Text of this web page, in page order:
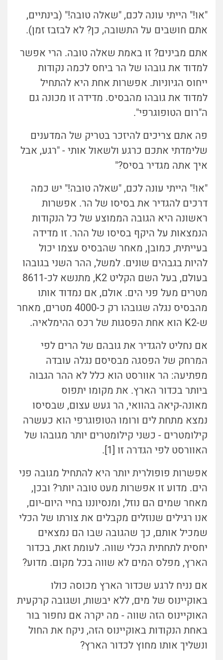
"או!" הייתי עונה לכם, "שאלה טובה!" (בינתיים,
אתם חושבים על התשובה, כן? לא לבזבז זמן).
אתם מבינים? זו באמת שאלה טובה. הרי אפשר
למדוד את גובהו של הר ביחס לכמה נקודות
ייחוס הגיוניות. אפשרות אחת היא להתחיל
למדוד את גובהו מהבסיס. מדידה זו מכונה גם
ה"רום הטופוגרפי".
פה אתם צריכים להיזכר בטריק של המדענים
שלימדתי אתכם כרגע ולשאול אותי - "רגע, אבל
איך אתה מגדיר בסיס?"
"או!" הייתי עונה לכם, "שאלה טובה!" יש כמה
דרכים להגדיר את בסיסו של הר. אפשרות
ראשונה היא הגובה הממוצע של כל הנקודות
הנמצאות על היקף בסיסו של ההר. זו מדידה
בעייתית, כמובן, מאחר שהבסיס עצמו יכול
להיות בגבהים שונים. למשל, ההר השני בגובהו
בעולם, בעל השם הקליט K2, מתנשא לכ-8611
מטרים מעל פני הים. אולם, אם נמדוד אותו
מהבסיס נגלה שגובהו רק כ-4000 מטרים, מאחר
ש-K2 הוא אחת הפסגות של רכס ההימלאיה.
אם נחליט להגדיר את גובהם של הרים לפי
המרחק של הפסגה מבסיסם נגלה עובדה
מפתיעה: הר אוורסט הוא כלל לא ההר הגבוה
ביותר בכדור הארץ. את מקומו יתפוס
מאונה-קיאה בהוואי, הר געש עצום, שבסיסו
נמצא מתחת לים ורומו הטופוגרפי הוא כעשרה
קילומטרים - כשני קילומטרים יותר מגובהו של
האוורסט לפי הגדרה זו [1].
אפשרות פופולרית יותר היא להתחיל מגובה פני
הים. מדוע זו אפשרות מעט טובה יותר? ובכן,
מאחר שמים הם נוזל, ומנסיוננו בחיי היום-יום,
אנו רגילים שנוזלים מקבלים את צורתו של הכלי
שמכיל אותם, כך שהגובה שבו הם נמצאים
יחסית לתחתית הכלי שווה. לעומת זאת, בכדור
הארץ, מפלס המים לא שווה בכל מקום. מדוע?
אם נניח לרגע שכדור הארץ מכוסה כולו
באוקיינוס של מים, ללא יבשות, ושגובה קרקעית
האוקיינוס הזה שווה - מה יקרה אם נחפור בור
באחת הנקודות באוקיינוס הזה, ניקח את החול
ונשליך אותו מחוץ לכדור הארץ?